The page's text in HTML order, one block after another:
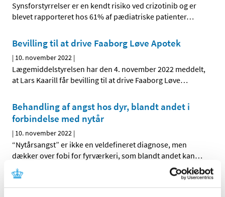
Synsforstyrrelser er en kendt risiko ved crizotinib og er
blevet rapporteret hos 61% af pædiatriske patienter…
Bevilling til at drive Faaborg Løve Apotek
| 10. november 2022 |
Lægemiddelstyrelsen har den 4. november 2022 meddelt,
at Lars Kaarill får bevilling til at drive Faaborg Løve…
Behandling af angst hos dyr, blandt andet i
forbindelse med nytår
| 10. november 2022 |
“Nytårsangst” er ikke en veldefineret diagnose, men
dækker over fobi for fyrværkeri, som blandt andet kan…
Skærpet anbefaling om monitorering af